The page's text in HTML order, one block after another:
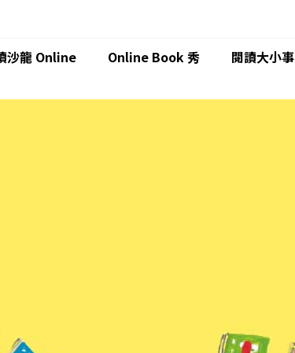
沙龍 Online Online Book 秀 閱讀大小事